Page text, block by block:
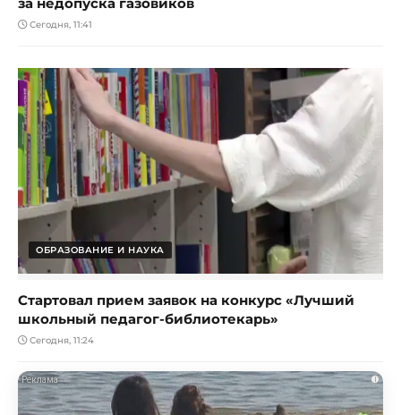
за недопуска газовиков
Сегодня, 11:41
ОБРАЗОВАНИЕ И НАУКА
Стартовал прием заявок на конкурс «Лучший
школьный педагог-библиотекарь»
Сегодня, 11:24
i